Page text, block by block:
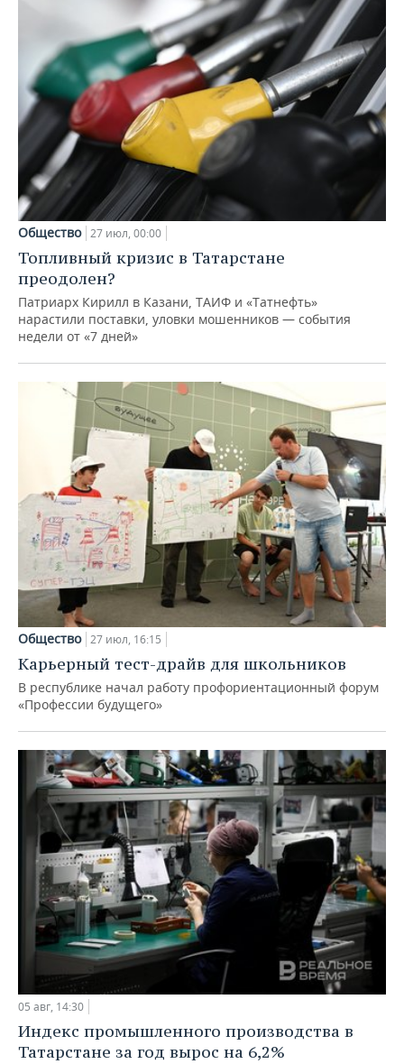
Общество 27 июл, 00:00
Топливный кризис в Татарстане
преодолен?
Патриарх Кирилл в Казани, ТАИФ и «Татнефть»
нарастили поставки, уловки мошенников — события
недели от «7 дней»
Общество 27 июл, 16:15
Карьерный тест-драйв для школьников
В республике начал работу профориентационный форум
«Профессии будущего»
05 авг, 14:30
Индекс промышленного производства в
Татарстане за год вырос на 6,2%